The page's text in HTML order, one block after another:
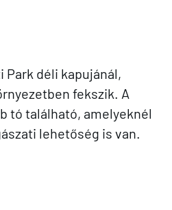
Park déli kapujánál,
fekszik. A
tó található, amelyeknél
lehetőség is van.